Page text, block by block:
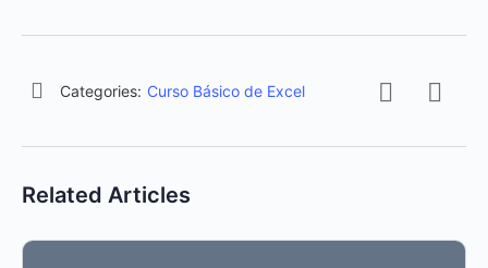
Categories: Curso Básico de Excel
Related Articles